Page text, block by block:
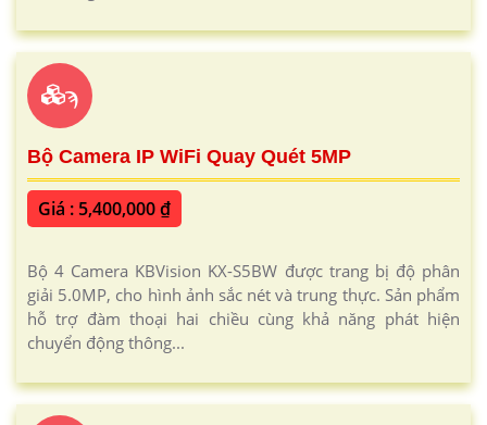
ϡ
Bộ Camera IP WiFi Quay Quét 5MP
Giá : 5,400,000 ₫
Bộ 4 Camera KBVision KX-S5BW được trang bị độ phân
giải 5.0MP, cho hình ảnh sắc nét và trung thực. Sản phẩm
hỗ trợ đàm thoại hai chiều cùng khả năng phát hiện
chuyển động thông...